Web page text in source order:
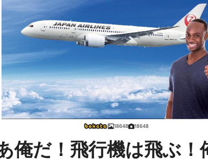
18648 18648
俺だ！飛行機は飛ぶ！